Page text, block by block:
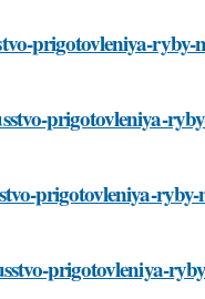
prigotovleniya-ryby-
prigotovleniya-
prigotovleniya-ryby-
prigotovleniya-